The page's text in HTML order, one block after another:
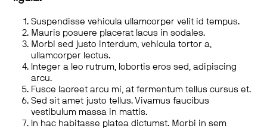
Suspendisse vehicula ullamcorper velit id tempus.
Mauris posuere placerat lacus in sodales.
Morbi sed justo interdum, vehicula tortor a,
ullamcorper lectus.
Integer a leo rutrum, lobortis eros sed, adipiscing
arcu.
Fusce laoreet arcu mi, at fermentum tellus cursus et.
Sed sit amet justo tellus. Vivamus faucibus
vestibulum massa in mattis.
In hac habitasse platea dictumst. Morbi in sem